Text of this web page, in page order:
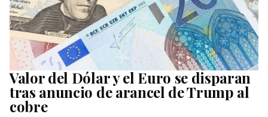
Valor del Dólar y el Euro se disparan
tras anuncio de arancel de Trump al
cobre